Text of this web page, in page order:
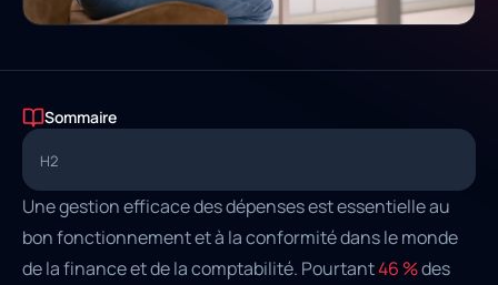
Sommaire
H2
Une gestion efficace des dépenses est essentielle au
bon fonctionnement et à la conformité dans le monde
de la finance et de la comptabilité. Pourtant46 %des